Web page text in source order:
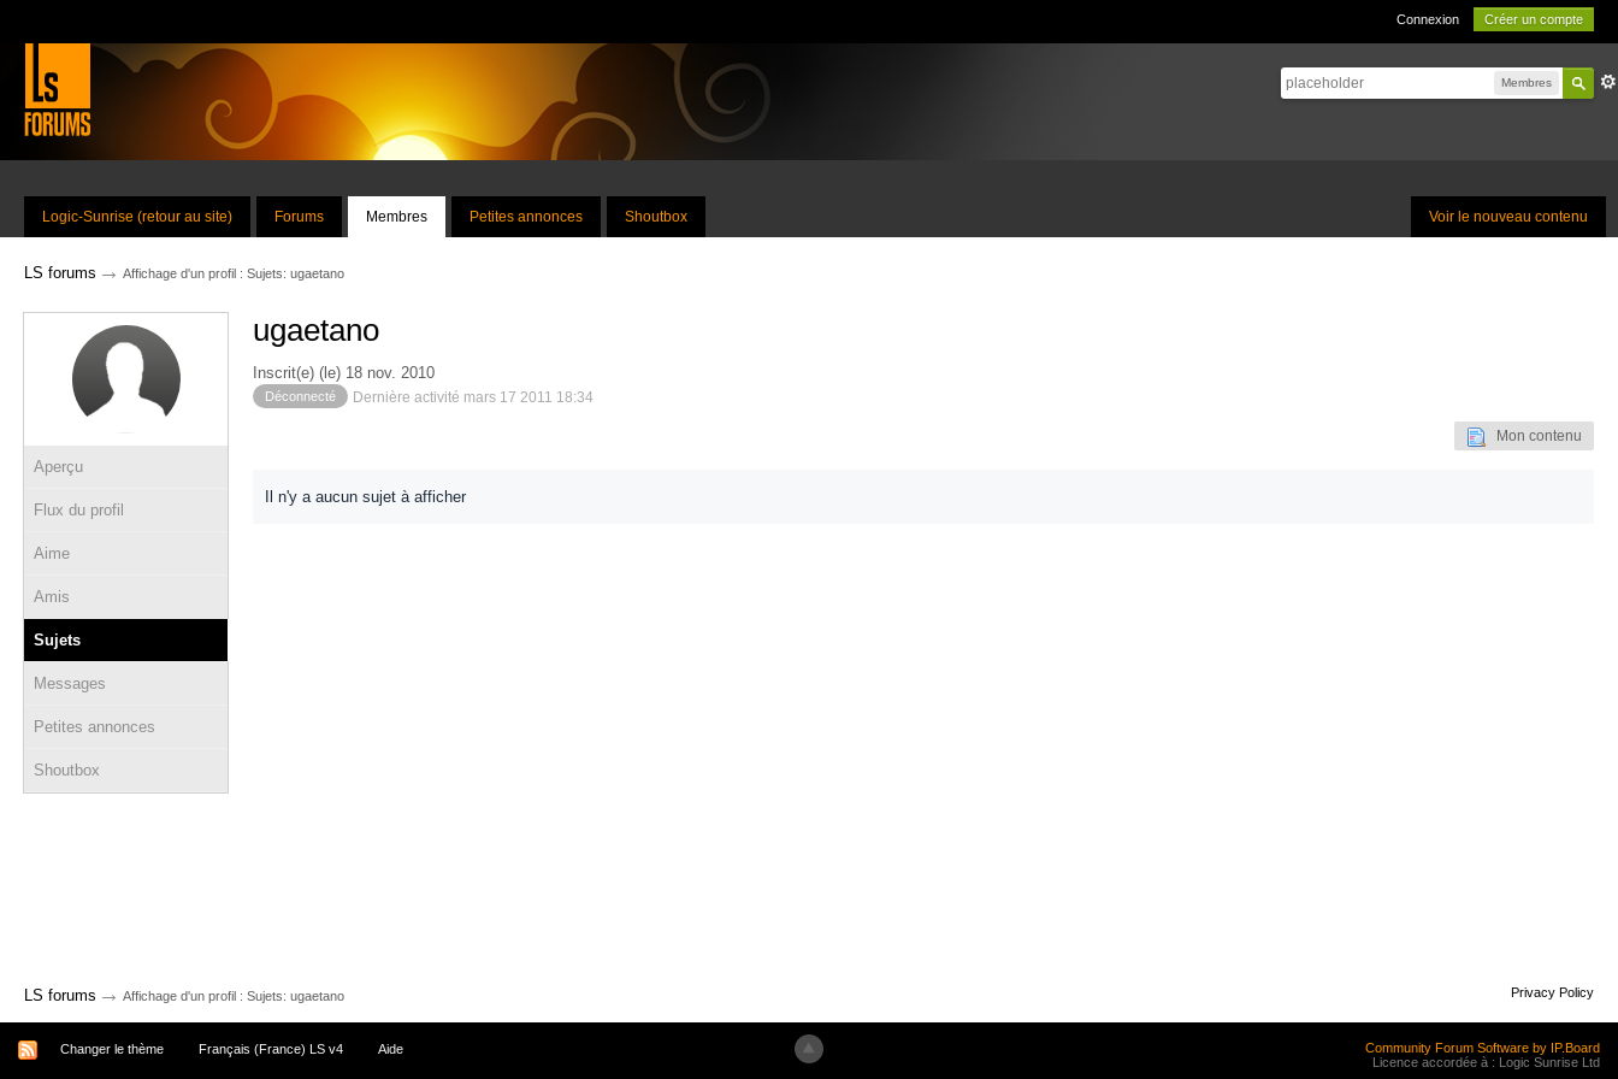
Connexion Créer un compte
Membres
Voir le nouveau contenu
Logic-Sunrise (retour au site) Forums Membres Petites annonces Shoutbox
LS forums → Affichage d'un profil : Sujets: ugaetano
Aperçu
Flux du profil
Aime
Amis
Sujets
Messages
Petites annonces
Shoutbox
ugaetano
Inscrit(e) (le) 18 nov. 2010
Déconnecté Dernière activité mars 17 2011 18:34
Mon contenu
Il n'y a aucun sujet à afficher
LS forums → Affichage d'un profil : Sujets: ugaetano Privacy Policy
Changer le thème Français (France) LS v4 Aide
Community Forum Software by IP.Board
Licence accordée à : Logic Sunrise Ltd